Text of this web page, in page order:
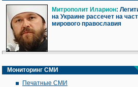
Митрополит Иларион:
на Украине рассечет на
мирового православия
Мониторинг СМИ
Печатные СМИ